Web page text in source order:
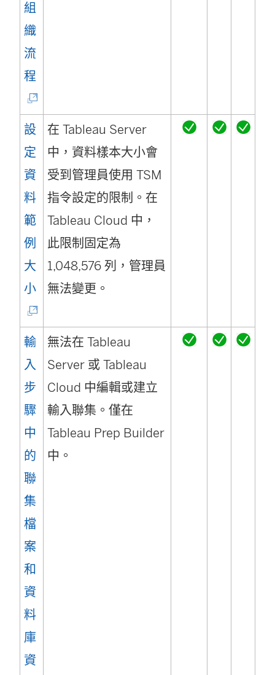
組
織
流
程
連
窗
設
定
資
料
範
例
大
小(
連
窗
在 Tableau Server
中，資料樣本大小會
受到管理員使用 TSM
指令設定的限制。在
Tableau Cloud 中，
此限制固定為
1,048,576 列，管理員
無法變更。
輸
入
步
驟
中
的
聯
集
檔
案
和
資
料
庫
資
無法在 Tableau
Server 或 Tableau
Cloud 中編輯或建立
輸入聯集。僅在
Tableau Prep Builder
中。